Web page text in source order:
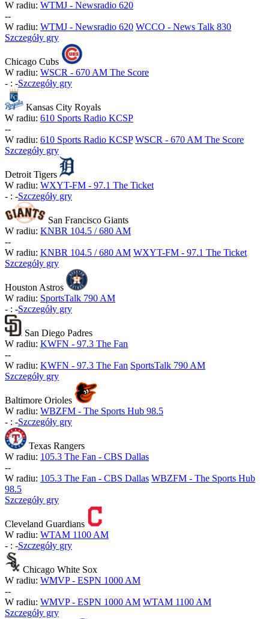
W radiu: WTMJ - Newsradio 620
--
W radiu: WTMJ - Newsradio 620 WCCO - News Talk 830
Szczegóły gry
Chicago Cubs
W radiu: WSCR - 670 AM The Score
- : -Szczegóły gry
Kansas City Royals
W radiu: 610 Sports Radio KCSP
--
W radiu: 610 Sports Radio KCSP WSCR - 670 AM The Score
Szczegóły gry
Detroit Tigers
W radiu: WXYT-FM - 97.1 The Ticket
- : -Szczegóły gry
San Francisco Giants
W radiu: KNBR 104.5 / 680 AM
--
W radiu: KNBR 104.5 / 680 AM WXYT-FM - 97.1 The Ticket
Szczegóły gry
Houston Astros
W radiu: SportsTalk 790 AM
- : -Szczegóły gry
San Diego Padres
W radiu: KWFN - 97.3 The Fan
--
W radiu: KWFN - 97.3 The Fan SportsTalk 790 AM
Szczegóły gry
Baltimore Orioles
W radiu: WBZFM - The Sports Hub 98.5
- : -Szczegóły gry
Texas Rangers
W radiu: 105.3 The Fan - CBS Dallas
--
W radiu: 105.3 The Fan - CBS Dallas WBZFM - The Sports Hub
98.5
Szczegóły gry
Cleveland Guardians
W radiu: WTAM 1100 AM
- : -Szczegóły gry
Chicago White Sox
W radiu: WMVP - ESPN 1000 AM
--
W radiu: WMVP - ESPN 1000 AM WTAM 1100 AM
Szczegóły gry